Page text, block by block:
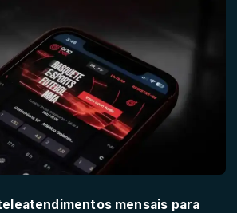
mensais para